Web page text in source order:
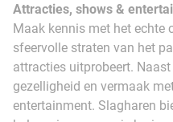
Attracties, shows &
Maak kennis met het echte
sfeervolle straten van het
attracties uitprobeert.
gezelligheid en vermaak
entertainment. Slagharen